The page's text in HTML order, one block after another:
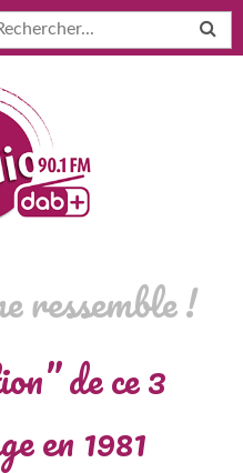
ressemble !
de ce 3
en 1981